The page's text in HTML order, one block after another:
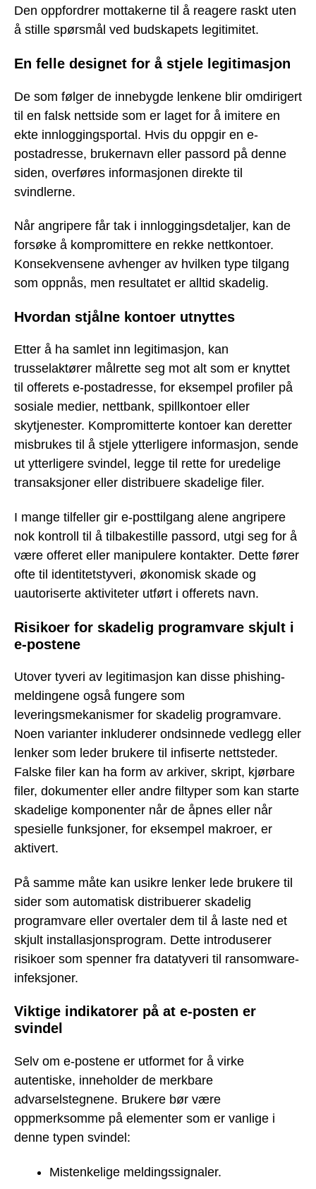
Den oppfordrer mottakerne til å reagere raskt uten
å stille spørsmål ved budskapets legitimitet.
En felle designet for å stjele legitimasjon
De som følger de innebygde lenkene blir omdirigert
til en falsk nettside som er laget for å imitere en
ekte innloggingsportal. Hvis du oppgir en e-
postadresse, brukernavn eller passord på denne
siden, overføres informasjonen direkte til
svindlerne.
Når angripere får tak i innloggingsdetaljer, kan de
forsøke å kompromittere en rekke nettkontoer.
Konsekvensene avhenger av hvilken type tilgang
som oppnås, men resultatet er alltid skadelig.
Hvordan stjålne kontoer utnyttes
Etter å ha samlet inn legitimasjon, kan
trusselaktører målrette seg mot alt som er knyttet
til offerets e-postadresse, for eksempel profiler på
sosiale medier, nettbank, spillkontoer eller
skytjenester. Kompromitterte kontoer kan deretter
misbrukes til å stjele ytterligere informasjon, sende
ut ytterligere svindel, legge til rette for uredelige
transaksjoner eller distribuere skadelige filer.
I mange tilfeller gir e-posttilgang alene angripere
nok kontroll til å tilbakestille passord, utgi seg for å
være offeret eller manipulere kontakter. Dette fører
ofte til identitetstyveri, økonomisk skade og
uautoriserte aktiviteter utført i offerets navn.
Risikoer for skadelig programvare skjult i
e-postene
Utover tyveri av legitimasjon kan disse phishing-
meldingene også fungere som
leveringsmekanismer for skadelig programvare.
Noen varianter inkluderer ondsinnede vedlegg eller
lenker som leder brukere til infiserte nettsteder.
Falske filer kan ha form av arkiver, skript, kjørbare
filer, dokumenter eller andre filtyper som kan starte
skadelige komponenter når de åpnes eller når
spesielle funksjoner, for eksempel makroer, er
aktivert.
På samme måte kan usikre lenker lede brukere til
sider som automatisk distribuerer skadelig
programvare eller overtaler dem til å laste ned et
skjult installasjonsprogram. Dette introduserer
risikoer som spenner fra datatyveri til ransomware-
infeksjoner.
Viktige indikatorer på at e-posten er
svindel
Selv om e-postene er utformet for å virke
autentiske, inneholder de merkbare
advarselstegnene. Brukere bør være
oppmerksomme på elementer som er vanlige i
denne typen svindel:
Mistenkelige meldingssignaler.